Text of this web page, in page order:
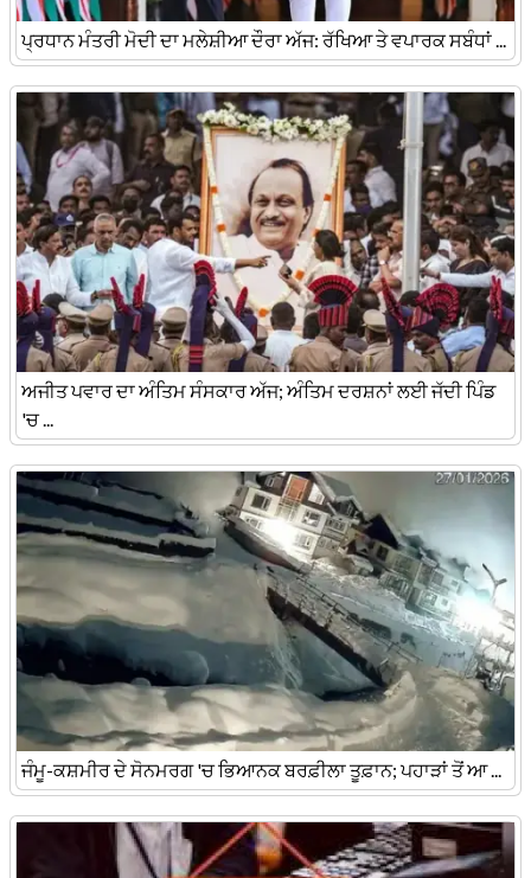
ਪ੍ਰਧਾਨ ਮੰਤਰੀ ਮੋਦੀ ਦਾ ਮਲੇਸ਼ੀਆ ਦੌਰਾ ਅੱਜ: ਰੱਖਿਆ ਤੇ ਵਪਾਰਕ ਸਬੰਧਾਂ ...
ਅਜੀਤ ਪਵਾਰ ਦਾ ਅੰਤਿਮ ਸੰਸਕਾਰ ਅੱਜ; ਅੰਤਿਮ ਦਰਸ਼ਨਾਂ ਲਈ ਜੱਦੀ ਪਿੰਡ
'ਚ ...
ਜੰਮੂ-ਕਸ਼ਮੀਰ ਦੇ ਸੋਨਮਰਗ 'ਚ ਭਿਆਨਕ ਬਰਫ਼ੀਲਾ ਤੂਫ਼ਾਨ; ਪਹਾੜਾਂ ਤੋਂ ਆ ...